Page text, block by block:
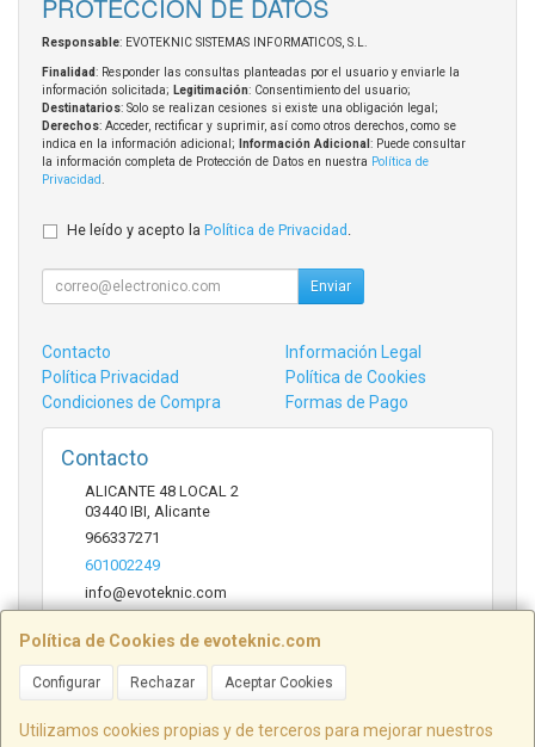
Política de Cookies de evoteknic.com
Configurar Rechazar Aceptar Cookies
Utilizamos cookies propias y de terceros para mejorar nuestros
PROTECCIÓN DE DATOS
Responsable: EVOTEKNIC SISTEMAS INFORMATICOS, S.L.
Finalidad: Responder las consultas planteadas por el usuario y enviarle la
información solicitada; Legitimación: Consentimiento del usuario;
Destinatarios: Solo se realizan cesiones si existe una obligación legal;
Derechos: Acceder, rectificar y suprimir, así como otros derechos, como se
indica en la información adicional;
Información Adicional : Puede consultar
la información completa de Protección de Datos en nuestra Política de
Privacidad
He leído y acepto la Política de Privacidad .
Enviar
Contacto
Información Legal
Política Privacidad
Política de Cookies
Condiciones de Compra
Formas de Pago
Contacto
ALICANTE 48 LOCAL 2
03440 IBI, Alicante
966337271
601002249
info@evoteknic.com
Horario